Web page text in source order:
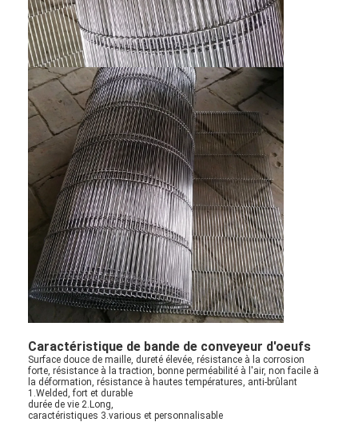
Caractéristique de bande de conveyeur d'oeufs
Surface douce de maille, dureté élevée, résistance à la corrosion
forte, résistance à la traction, bonne perméabilité à l'air, non facile à
la déformation, résistance à hautes températures, anti-brûlant
1.Welded, fort et durable
durée de vie 2.Long,
caractéristiques 3.various et personnalisable